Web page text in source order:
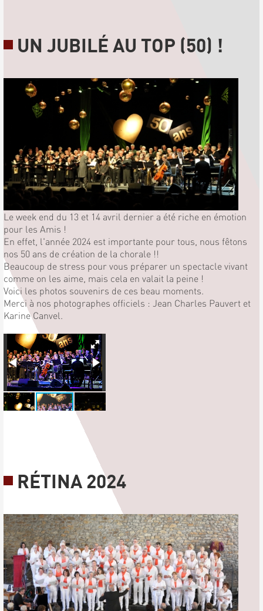
UN JUBILÉ AU TOP (50) !
Le week end du 13 et 14 avril dernier a été riche en émotion
pour les Amis !
En effet, l'année 2024 est importante pour tous, nous fêtons
nos 50 ans de création de la chorale !!
Beaucoup de stress pour vous préparer un spectacle vivant
comme on les aime, mais cela en valait la peine !
Voici les photos souvenirs de ces beau moments.
Merci à nos photographes officiels : Jean Charles Pauvert et
Karine Canvel.
RÉTINA 2024